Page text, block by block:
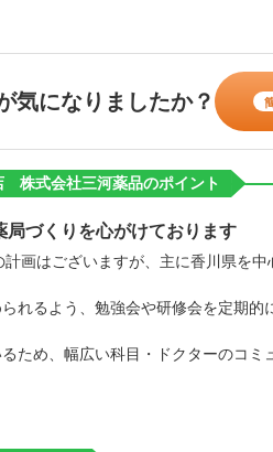
気になりましたか？
株式会社三河薬品のポイント
局づくりを心がけております
画はございますが、主に香川県を中
れるよう、勉強会や研修会を定期的
ため、幅広い科目・ドクターのコミ